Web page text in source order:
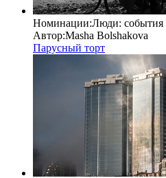
Номинации:Люди: cобытия
Автор:Masha Bolshakova
Парусный торт